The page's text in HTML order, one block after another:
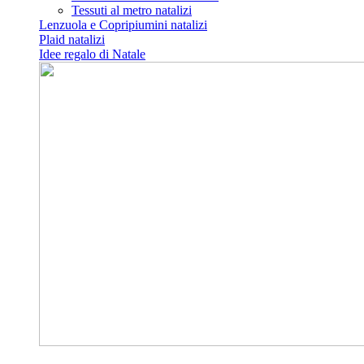
Tessuti al metro natalizi
Lenzuola e Copripiumini natalizi
Plaid natalizi
Idee regalo di Natale